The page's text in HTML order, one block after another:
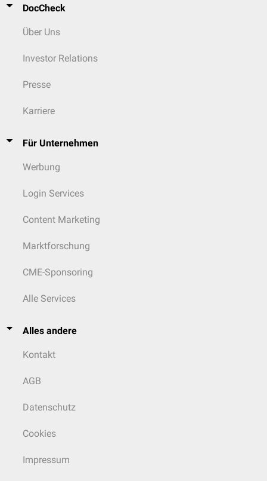
DocCheck
Über Uns
Investor Relations
Presse
Karriere
Für Unternehmen
Werbung
Login Services
Content Marketing
Marktforschung
CME-Sponsoring
Alle Services
Alles andere
Kontakt
AGB
Datenschutz
Cookies
Impressum